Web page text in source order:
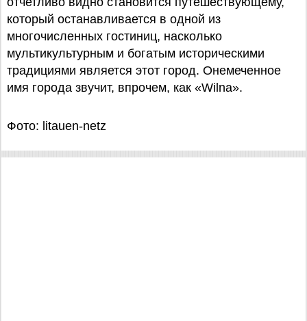
который останавливается в одной из
многочисленных гостиниц, насколько
мультикультурным и богатым историческими
традициями является этот город. Онемеченное
имя города звучит, впрочем, как «Wilna».
Фото: litauen-netz